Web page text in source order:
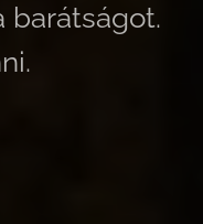
barátságot.